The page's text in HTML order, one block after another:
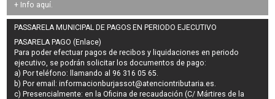
+ Info aquí.
PASSARELA MUNICIPAL DE PAGOS EN PERIODO EJECUTIVO
PASARELA PAGO (Enlace)
Para poder efectuar pagos derecibos y liquidaciones en periodo
ejecutivo , se podrán solicitar los documentos de pago:
a) Por teléfono: llamando al 96 316 05 65.
b) Por email:informacionburjassot@atenciontributaria.es
c) Presencialmente: en la Oficina de recaudación (C/ Mártires de la